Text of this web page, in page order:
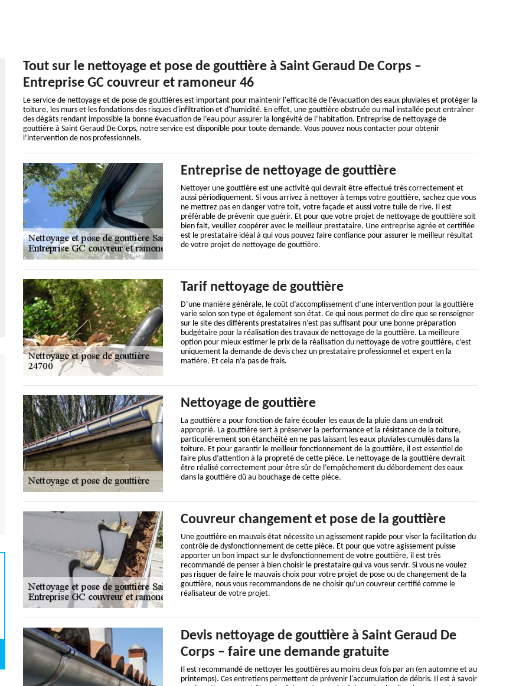
Tout sur le nettoyage et pose de gouttière à Saint Geraud De Corps –
Entreprise GC couvreur et ramoneur 46
Le service de nettoyage et de pose de gouttières est important pour maintenir l'efficacité de l'évacuation des eaux pluviales et protéger la
toiture, les murs et les fondations des risques d'infiltration et d'humidité. En effet, une gouttière obstruée ou mal installée peut entraîner
des dégâts rendant impossible la bonne évacuation de l’eau pour assurer la longévité de l’habitation. Entreprise de nettoyage de
gouttière à Saint Geraud De Corps, notre service est disponible pour toute demande. Vous pouvez nous contacter pour obtenir
l’intervention de nos professionnels.
Entreprise de nettoyage de gouttière
Nettoyer une gouttière est une activité qui devrait être effectué très correctement et
aussi périodiquement. Si vous arrivez à nettoyer à temps votre gouttière, sachez que vous
ne mettrez pas en danger votre toit, votre façade et aussi votre tuile de rive. Il est
préférable de prévenir que guérir. Et pour que votre projet de nettoyage de gouttière soit
bien fait, veuillez coopérer avec le meilleur prestataire. Une entreprise agrée et certifiée
est le prestataire idéal à qui vous pouvez faire confiance pour assurer le meilleur résultat
de votre projet de nettoyage de gouttière.
Tarif nettoyage de gouttière
D’une manière générale, le coût d’accomplissement d’une intervention pour la gouttière
varie selon son type et également son état. Ce qui nous permet de dire que se renseigner
sur le site des différents prestataires n’est pas suffisant pour une bonne préparation
budgétaire pour la réalisation des travaux de nettoyage de la gouttière. La meilleure
option pour mieux estimer le prix de la réalisation du nettoyage de votre gouttière, c’est
uniquement la demande de devis chez un prestataire professionnel et expert en la
matière. Et cela n’a pas de frais.
Nettoyage de gouttière
La gouttière a pour fonction de faire écouler les eaux de la pluie dans un endroit
approprié. La gouttière sert à préserver la performance et la résistance de la toiture,
particulièrement son étanchéité en ne pas laissant les eaux pluviales cumulés dans la
toiture. Et pour garantir le meilleur fonctionnement de la gouttière, il est essentiel de
faire plus d’attention à la propreté de cette pièce. Le nettoyage de la gouttière devrait
être réalisé correctement pour être sûr de l’empêchement du débordement des eaux
dans la gouttière dû au bouchage de cette pièce.
Couvreur changement et pose de la gouttière
Une gouttière en mauvais état nécessite un agissement rapide pour viser la facilitation du
contrôle de dysfonctionnement de cette pièce. Et pour que votre agissement puisse
apporter un bon impact sur le dysfonctionnement de votre gouttière, il est très
recommandé de penser à bien choisir le prestataire qui va vous servir. Si vous ne voulez
pas risquer de faire le mauvais choix pour votre projet de pose ou de changement de la
gouttière, nous vous recommandons de ne choisir qu’un couvreur certifié comme le
réalisateur de votre projet.
Devis nettoyage de gouttière à Saint Geraud De
Corps – faire une demande gratuite
Il est recommandé de nettoyer les gouttières au moins deux fois par an (en automne et au
printemps). Ces entretiens permettent de prévenir l'accumulation de débris. Il est à savoir